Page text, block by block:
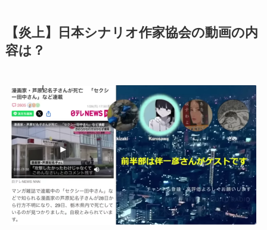
【炎上】日本シナリオ作家協会の動画の内
容は？